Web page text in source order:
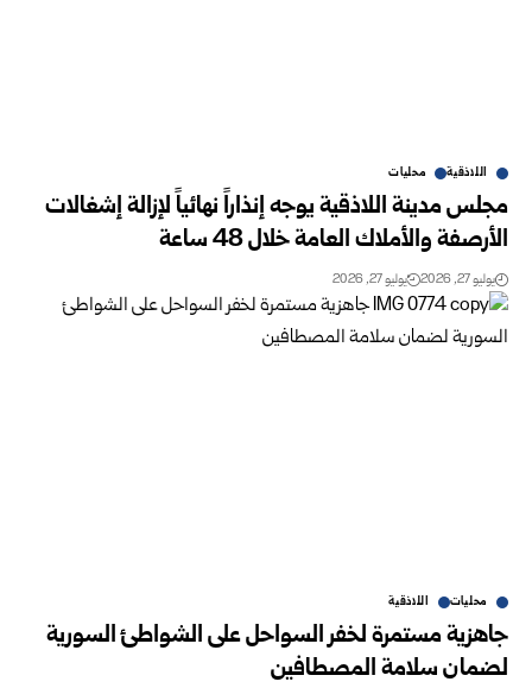
اللاذقية محليات
مجلس مدينة اللاذقية يوجه إنذاراً نهائياً لإزالة إشغالات
الأرصفة والأملاك العامة خلال 48 ساعة
يوليو 27, 2026 يوليو 27, 2026
محليات اللاذقية
جاهزية مستمرة لخفر السواحل على الشواطئ السورية
لضمان سلامة ‏المصطافين